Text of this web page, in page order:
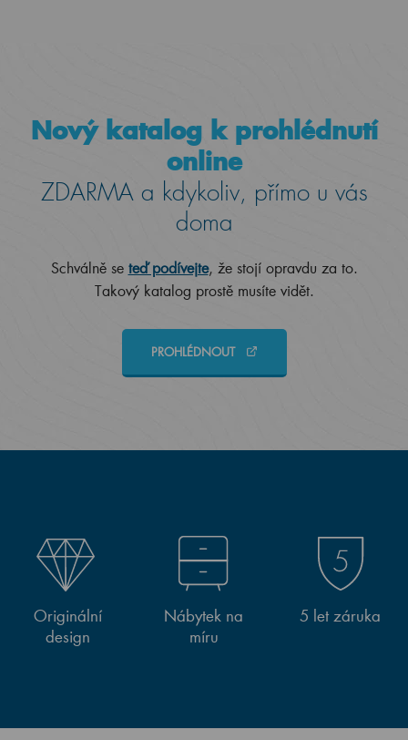
Nový katalog k prohlédnutí
online
ZDARMA a kdykoliv, přímo u vás
doma
Schválně se teď podívejte, že stojí opravdu za to.
Takový katalog prostě musíte vidět.
PROHLÉDNOUT
Originální
design
Nábytek na
míru
5 let záruka